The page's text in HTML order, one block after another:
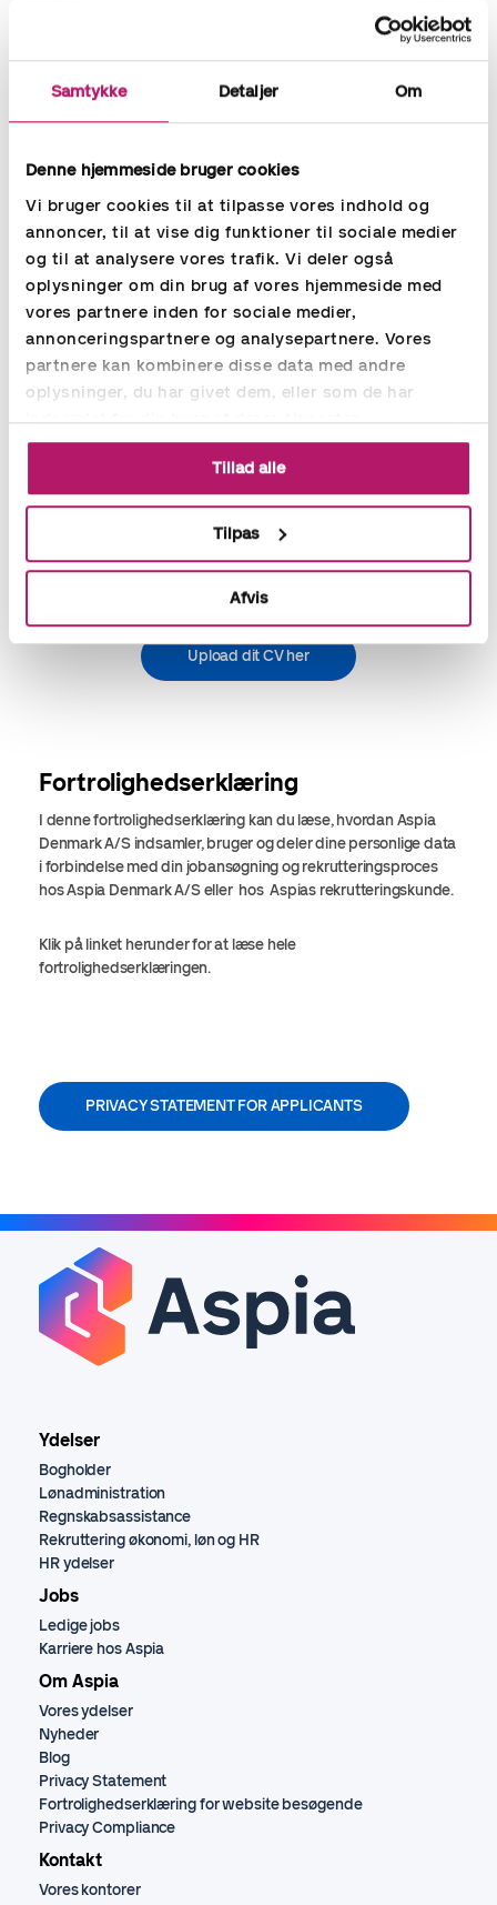
Samtykke Detaljer Om
Denne hjemmeside bruger cookies
Vi bruger cookies til at tilpasse vores indhold og
annoncer, til at vise dig funktioner til sociale medier
og til at analysere vores trafik. Vi deler også
oplysninger om din brug af vores hjemmeside med
vores partnere inden for sociale medier,
annonceringspartnere og analysepartnere. Vores
partnere kan kombinere disse data med andre
oplysninger, du har givet dem, eller som de har
indsamlet fra din brug af deres tjenester.
Tillad alle
Tilpas
Afvis
Økonomi- og lønkonsulenter, controllere, HR konsulenter
I Aspia er vi specialister inden for: Rekruttering og
Udlejning af økonomi- og HR konsulenter på interim
mindre danske virksomheder med at finde de helt
faste stillinger eller til projektansættelser. Det betyder,
at vi hele tiden er på udkig efter dygtige kandidater
med specialist- allround, eller leder-kompetencer inden
for løn, regnskab, HR og økonomi.
Ledige stillinger hos Aspia og vores kunder
rekrutteringsprocessen hos Aspia
Du er også meget velkommen til at registrere dit CV i vores
kandidatdatabase, hvis du ønsker at komme i spil til en
løbende matcher kandidater til. Vores kunder spænder bredt
og dækker alle brancher, fra teknologi og medicinal til detail-
og produktionsvirksomheder.
Upload dit CV her
Fortrolighedserklæring
I denne fortrolighedserklæring kan du læse, hvordan Aspia
Denmark A/S indsamler, bruger og deler dine personlige data
i forbindelse med din jobansøgning og rekrutteringsproces
hos Aspia Denmark A/S eller hos Aspias rekrutteringskunde.
Klik på linket herunder for at læse hele
fortrolighedserklæringen.
PRIVACY STATEMENT FOR APPLICANTS
Ydelser
Bogholder
Lønadministration
Regnskabsassistance
Rekruttering økonomi, løn og HR
HR ydelser
Jobs
Ledige jobs
Karriere hos Aspia
Om Aspia
Vores ydelser
Nyheder
Blog
Privacy Statement
Fortrolighedserklæring for website besøgende
Privacy Compliance
Kontakt
Vores kontorer